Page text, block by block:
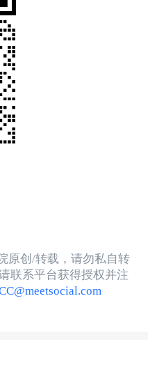
原创/转载，请勿私自转
联系平台获得授权并注